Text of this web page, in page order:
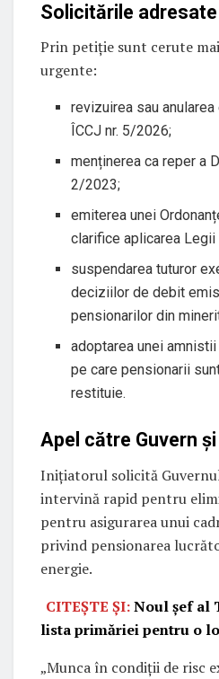
Solicitările
Prin petiție sunt cerute
urgente:
revizuirea sau
ÎCCJ nr. 5/2026;
menținerea ca reper a
2/2023;
emiterea unei
clarifice aplicarea Legii
suspendarea tuturor
deciziilor de debit
pensionarilor din
adoptarea unei
pe care pensionarii
restituie.
Apel către Guvern
Inițiatorul solicită
intervină rapid pentru
pentru asigurarea unui
privind pensionarea
energie.
CITEȘTE ȘI:Noul șef al
lista primăriei pentru o
„Munca în condiții de risc